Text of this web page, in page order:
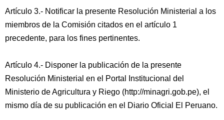
Artículo 3.- Notificar la presente Resolución Ministerial a los
miembros de la Comisión citados en el artículo 1
precedente, para los fines pertinentes.
Artículo 4.- Disponer la publicación de la presente
Resolución Ministerial en el Portal Institucional del
Ministerio de Agricultura y Riego (http://minagri.gob.pe), el
mismo día de su publicación en el Diario Oficial El Peruano.